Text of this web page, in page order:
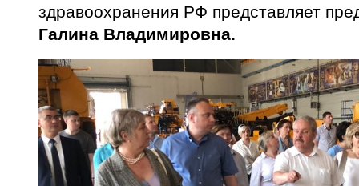
здравоохранения РФ представляет
Галина Владимировна.